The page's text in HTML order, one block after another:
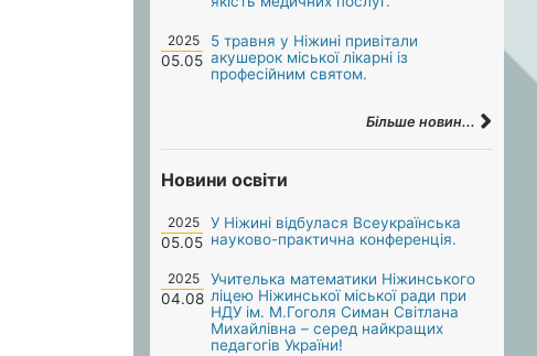
2025
05.05
5 травня у Ніжині привітали
акушерок міської лікарні із
професійним святом.
Більше новин...
Новини освіти
2025
05.05
У Ніжині відбулася Всеукраїнська
науково-практична конференція.
2025
04.08
Учителька математики Ніжинського
ліцею Ніжинської міської ради при
НДУ ім. М.Гоголя Симан Світлана
Михайлівна – серед найкращих
педагогів України!